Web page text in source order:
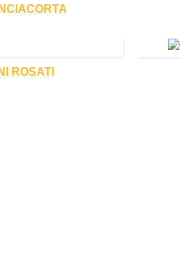
ROSATI